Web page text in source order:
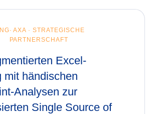
·AXA · STRATEGISCHE
PARTNERSCHAFT
Excel-
mit händischen
Analysen zur
Single Source of